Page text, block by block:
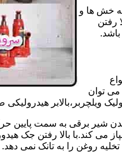
خش ها و
رفتن
می توان
ویلچربر،بالابر
شیر برقی به سمت پایین
بالا رفتن جک
روغن را به تانک نمی دهد.